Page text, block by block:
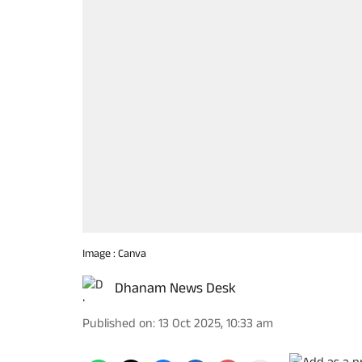
Image : Canva
Dhanam News Desk
Published on:13 Oct 2025, 10:33 am